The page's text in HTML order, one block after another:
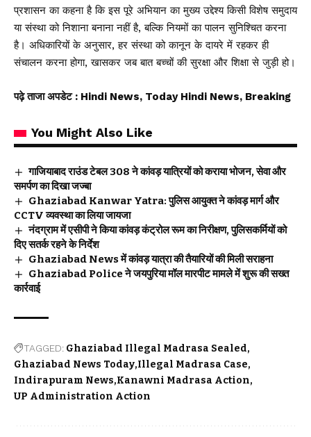
प्रशासन का कहना है कि इस पूरे अभियान का मुख्य उद्देश्य किसी विशेष समुदाय
या संस्था को निशाना बनाना नहीं है, बल्कि नियमों का पालन सुनिश्चित करना
है। अधिकारियों के अनुसार, हर संस्था को कानून के दायरे में रहकर ही
संचालन करना होगा, खासकर जब बात बच्चों की सुरक्षा और शिक्षा से जुड़ी हो।
पढ़े ताजा अपडेट : Hindi News, Today Hindi News, Breaking
You Might Also Like
गाजियाबाद राउंड टेबल 308 ने कांवड़ यात्रियों को कराया भोजन, सेवा और
समर्पण का दिखा जज्बा
Ghaziabad Kanwar Yatra: पुलिस आयुक्त ने कांवड़ मार्ग और
CCTV व्यवस्था का लिया जायजा
नंदग्राम में एसीपी ने किया कांवड़ कंट्रोल रूम का निरीक्षण, पुलिसकर्मियों को
दिए सतर्क रहने के निर्देश
Ghaziabad News में कांवड़ यात्रा की तैयारियों की मिली सराहना
Ghaziabad Police ने जयपुरिया मॉल मारपीट मामले में शुरू की सख्त
कार्रवाई
TAGGED: Ghaziabad Illegal Madrasa Sealed
Ghaziabad News Today Illegal Madrasa Case
Indirapuram News Kanawni Madrasa Action
UP Administration Action